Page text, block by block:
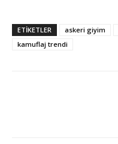
ETİKETLER askeri giyim
kamuflaj trendi